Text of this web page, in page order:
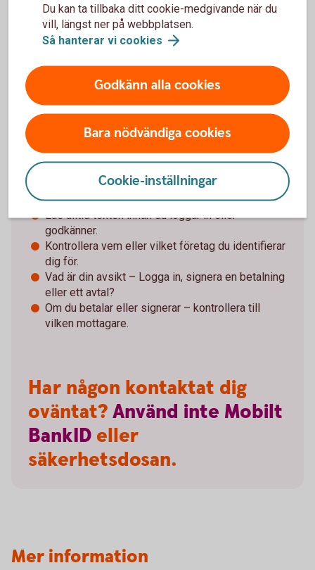
Särskilt om det försvunnit pengar. Spara och
dokumentera så mycket information som möjligt
för att kunna överlämna till brottsutredande
Tips för Mobilt BankID och
säkerhetsdosan
Använd aldrig e-legitimation (Mobilt BankID) eller
säkerhetsdosan om någon oväntat kontaktar dig.
Läs alltid texten innan du loggar in eller
godkänner.
Kontrollera vem eller vilket företag du identifierar
dig för.
Vad är din avsikt – Logga in, signera en betalning
eller ett avtal?
Om du betalar eller signerar – kontrollera till
vilken mottagare.
Har någon kontaktat dig
oväntat?Använd inte Mobilt
BankID eller
säkerhetsdosan.
Mer information
Du kan ta tillbaka ditt cookie-medgivande när du
vill, längst ner på webbplatsen.
Så hanterar vi cookies
Godkänn alla cookies
Bara nödvändiga cookies
Cookie-inställningar